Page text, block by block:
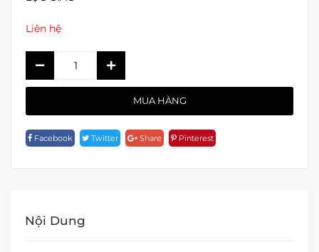
Liên hệ
GIÁC
23007
MUA HÀNG
Facebook Twitter Share Pinterest
Nội Dung